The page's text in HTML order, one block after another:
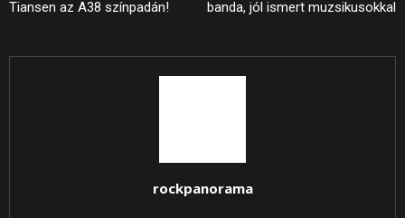
Tiansen az A38 színpadán!
banda, jól ismert muzsikusokkal
rockpanorama